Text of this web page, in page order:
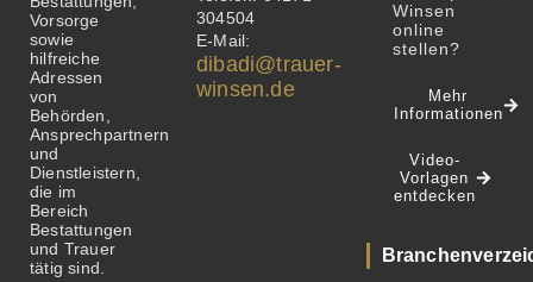
Vorsorge
sowie
hilfreiche
Adressen
von
Behörden,
Ansprechpartnern
und
Dienstleistern,
die im
Bereich
Bestattungen
und Trauer
tätig sind.
304504
E-Mail:
dibadi@trauer-
winsen.de
Winsen
online
stellen?
Mehr
Informationen
Video-
Vorlagen
entdecken